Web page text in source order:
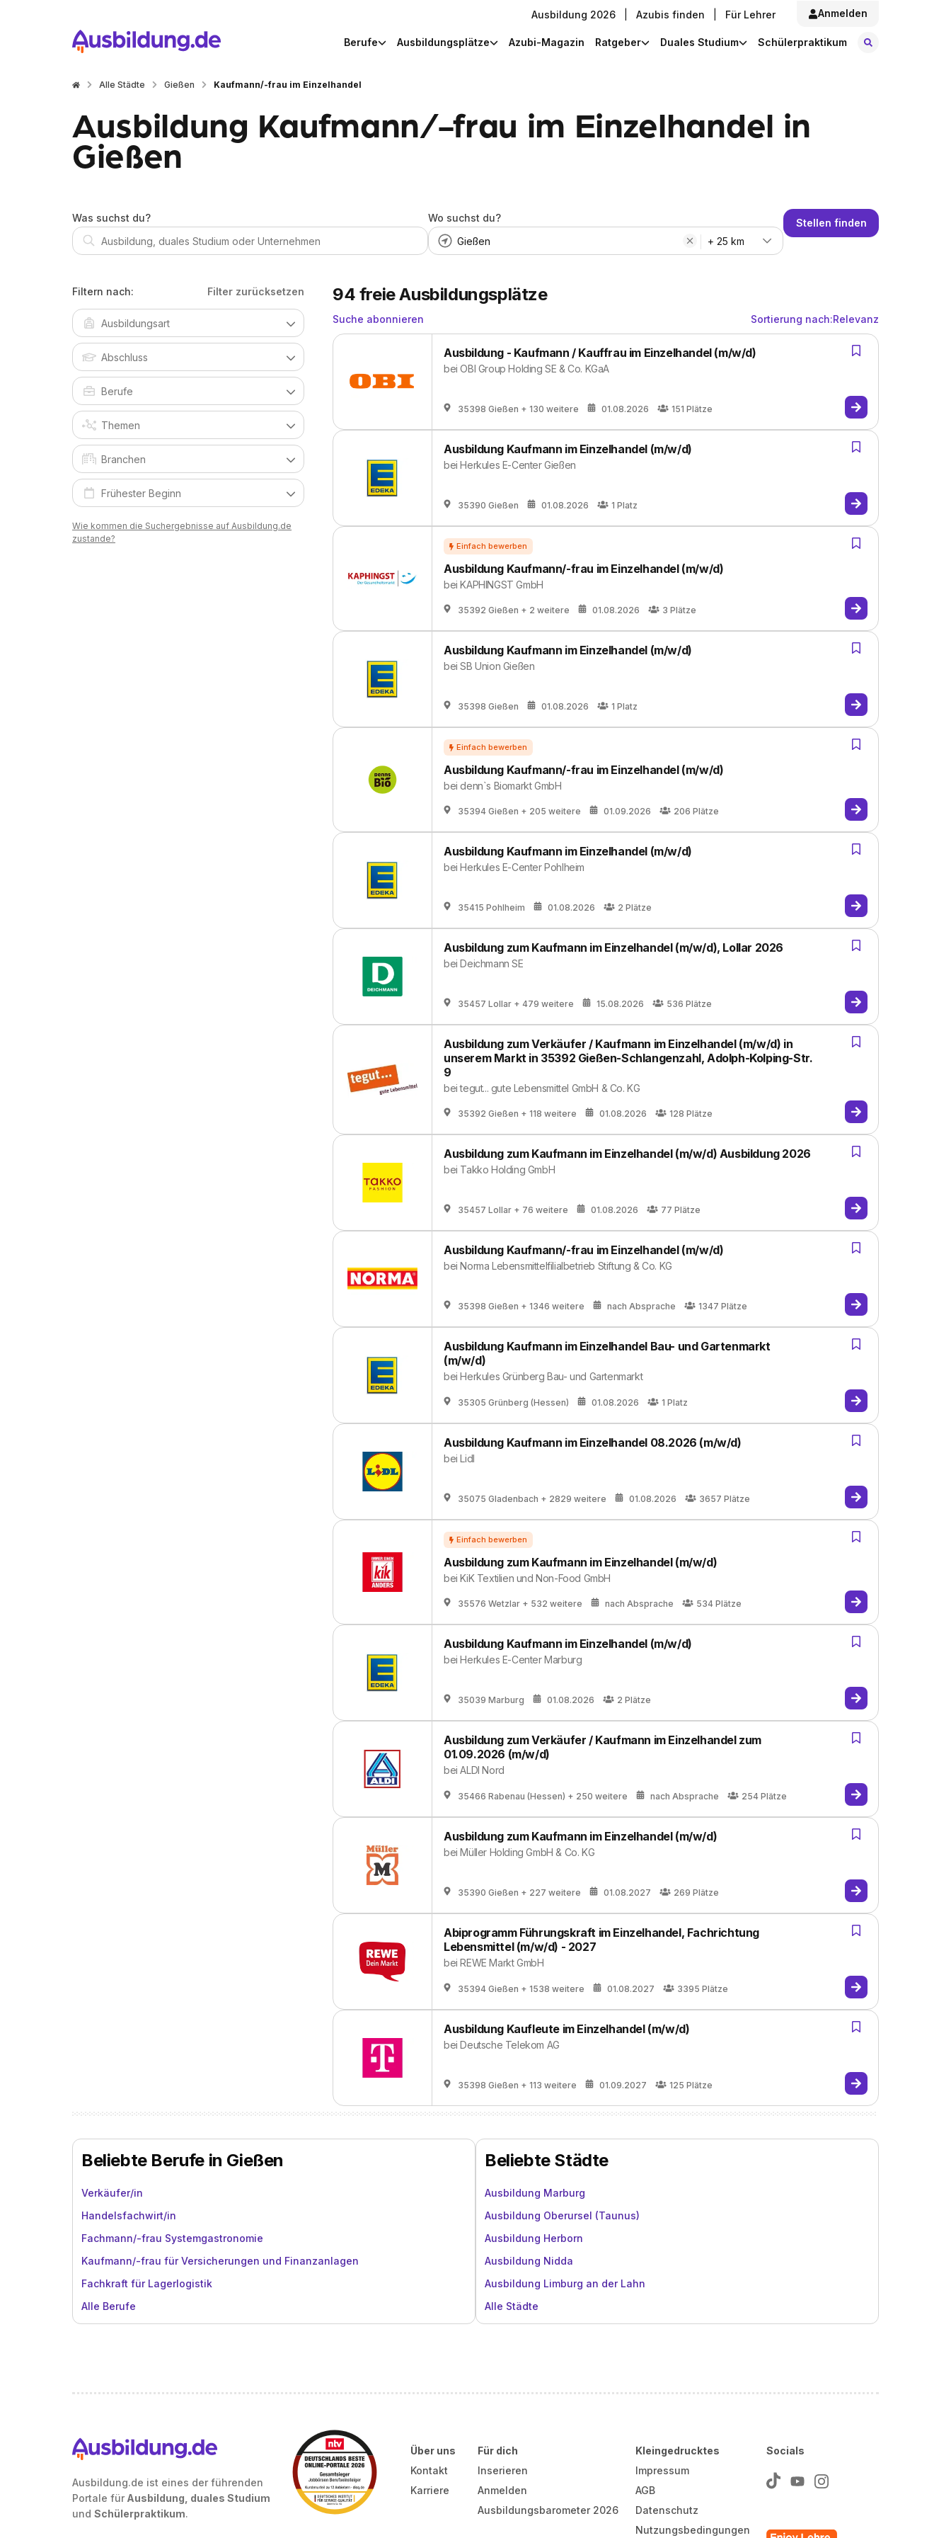
Ausbildung 2026 Azubis finden Für Lehrer Anmelden
Berufe Ausbildungsplätze Azubi-Magazin Ratgeber Duales Studium Schülerpraktikum
Alle Städte Gießen Kaufmann/-frau im Einzelhandel
Ausbildung Kaufmann/-frau im Einzelhandel in
Gießen
Was suchst du?
Wo suchst du?
+ 25 km
Stellen finden
Filtern nach: Filter zurücksetzen
Wie kommen die Suchergebnisse auf Ausbildung.de
zustande?
94 freie Ausbildungsplätze
Suche abonnieren Sortierung nach:Relevanz
Ausbildung - Kaufmann / Kauffrau im Einzelhandel (m/w/d)
beiOBI Group Holding SE & Co. KGaA
35398 Gießen + 130 weitere 01.08.2026 151 Plätze
Ausbildung Kaufmann im Einzelhandel (m/w/d)
beiHerkules E-Center Gießen
35390 Gießen 01.08.2026 1 Platz
Ausbildung Kaufmann/-frau im Einzelhandel (m/w/d)
beiKAPHINGST GmbH
35392 Gießen + 2 weitere 01.08.2026 3 Plätze
Ausbildung Kaufmann im Einzelhandel (m/w/d)
beiSB Union Gießen
35398 Gießen 01.08.2026 1 Platz
Ausbildung Kaufmann/-frau im Einzelhandel (m/w/d)
beidenn`s Biomarkt GmbH
35394 Gießen + 205 weitere 01.09.2026 206 Plätze
Ausbildung Kaufmann im Einzelhandel (m/w/d)
beiHerkules E-Center Pohlheim
35415 Pohlheim 01.08.2026 2 Plätze
Ausbildung zum Kaufmann im Einzelhandel (m/w/d), Lollar 2026
beiDeichmann SE
35457 Lollar + 479 weitere 15.08.2026 536 Plätze
Ausbildung zum Verkäufer / Kaufmann im Einzelhandel (m/w/d) in
unserem Markt in 35392 Gießen-Schlangenzahl, Adolph-Kolping-Str.
9
beitegut... gute Lebensmittel GmbH & Co. KG
35392 Gießen + 118 weitere 01.08.2026 128 Plätze
Ausbildung zum Kaufmann im Einzelhandel (m/w/d) Ausbildung 2026
bei Takko Holding GmbH
35457 Lollar + 76 weitere 01.08.2026 77 Plätze
Ausbildung Kaufmann/-frau im Einzelhandel (m/w/d)
beiNorma Lebensmittelfilialbetrieb Stiftung & Co. KG
35398 Gießen + 1346 weitere nach Absprache 1347 Plätze
Ausbildung Kaufmann im Einzelhandel Bau- und Gartenmarkt
(m/w/d)
beiHerkules Grünberg Bau- und Gartenmarkt
35305 Grünberg (Hessen) 01.08.2026 1 Platz
Ausbildung Kaufmann im Einzelhandel 08.2026 (m/w/d)
beiLidl
35075 Gladenbach + 2829 weitere 01.08.2026 3657 Plätze
Ausbildung zum Kaufmann im Einzelhandel (m/w/d)
beiKiK Textilien und Non-Food GmbH
35576 Wetzlar + 532 weitere nach Absprache 534 Plätze
Ausbildung Kaufmann im Einzelhandel (m/w/d)
beiHerkules E-Center Marburg
35039 Marburg 01.08.2026 2 Plätze
Ausbildung zum Verkäufer / Kaufmann im Einzelhandel zum
01.09.2026 (m/w/d)
beiALDI Nord
35466 Rabenau (Hessen) + 250 weitere nach Absprache 254 Plätze
Ausbildung zum Kaufmann im Einzelhandel (m/w/d)
beiMüller Holding GmbH & Co. KG
35390 Gießen + 227 weitere 01.08.2027 269 Plätze
Abiprogramm Führungskraft im Einzelhandel, Fachrichtung
Lebensmittel (m/w/d) - 2027
beiREWE Markt GmbH
35394 Gießen + 1538 weitere 01.08.2027 3395 Plätze
Ausbildung Kaufleute im Einzelhandel (m/w/d)
beiDeutsche Telekom AG
35398 Gießen + 113 weitere 01.09.2027 125 Plätze
Beliebte Berufe in Gießen
Verkäufer/in
Handelsfachwirt/in
Fachmann/-frau Systemgastronomie
Kaufmann/-frau für Versicherungen und Finanzanlagen
Fachkraft für Lagerlogistik
Alle Berufe
Beliebte Städte
Ausbildung Marburg
Ausbildung Oberursel (Taunus)
Ausbildung Herborn
Ausbildung Nidda
Ausbildung Limburg an der Lahn
Alle Städte
Ausbildung.de ist eines der führenden
Portale für Ausbildung, duales Studium
und Schülerpraktikum.
Über uns
Kontakt
Karriere
Für dich
Inserieren
Anmelden
Ausbildungsbarometer 2026
Kleingedrucktes
Impressum
AGB
Datenschutz
Nutzungsbedingungen
Socials